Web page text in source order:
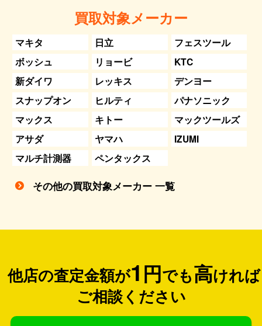
買取対象メーカー
マキタ 日立
フェスツール
ボッシュ
リョービ
KTC
新ダイワ
レッキス
デンヨー
スナップオン
ヒルティ
パナソニック
マックス
キトー
マックツールズ
アサダ
ヤマハ
IZUMI
マルチ計測器
ペンタックス
その他の買取対象メーカー 一覧
他店の査定金額が1円でも高ければ
ご相談ください